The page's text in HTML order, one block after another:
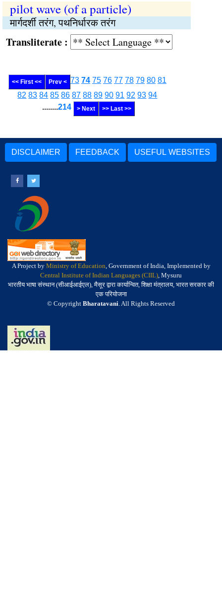
pilot wave (of a particle)
मार्गदर्शी तरंग, पथनिर्धारक तरंग
:
<< First << Prev < 73 74 75 76 77 78 79 80 81
82 83 84 85 86 87 88 89 90 91 92 93 94
........214 > Next >> Last >>
DISCLAIMER FEEDBACK USEFUL WEBSITES
A Project by Ministry of Education, Government of India, Implemented by
Central Institute of Indian Languages (CIIL), Mysuru
भारतीय भाषा संस्थान (सीआईआईएल), मैसूर द्वारा कार्यान्वित, शिक्षा मंत्रालय, भारत सरकार की
एक परियोजना
© Copyright Bharatavani. All Rights Reserved